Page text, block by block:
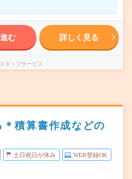
む 詳しく見る
タッフサービス
積算書作成などの
土日祝日が休み WEB登録OK